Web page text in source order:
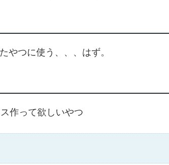
やつに使う、、、はず。
作って欲しいやつ